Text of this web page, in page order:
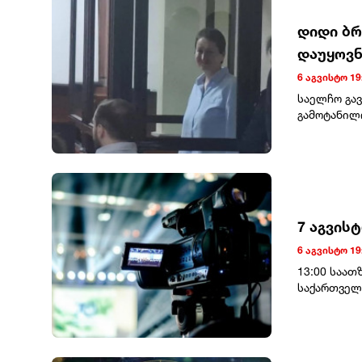
ჰქონდეს
ჭორი
მათი
მათი ეს
დიდი
6 აგვისტო
საელჩო
7
6 აგვისტო
13:00